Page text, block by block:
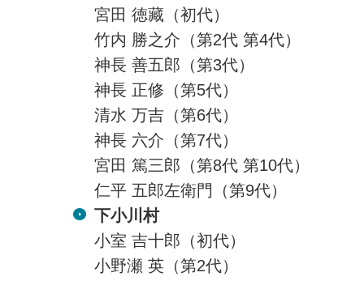
宮田 徳藏（初代）
竹内 勝之介（第2代 第4代）
神長 善五郎（第3代）
神長 正修（第5代）
清水 万吉（第6代）
神長 六介（第7代）
宮田 篤三郎（第8代 第10代）
仁平 五郎左衛門（第9代）
下小川村
小室 吉十郎（初代）
小野瀬 英（第2代）